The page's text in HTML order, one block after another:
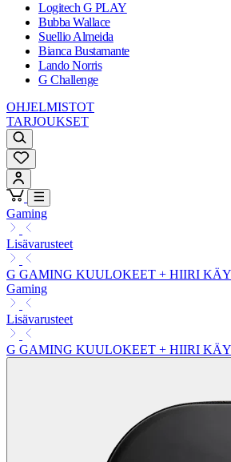
Logitech G PLAY
Bubba Wallace
Suellio Almeida
Bianca Bustamante
Lando Norris
G Challenge
OHJELMISTOT
TARJOUKSET
Gaming
Lisävarusteet
G GAMING KUULOKEET + HIIRI
Gaming
Lisävarusteet
G GAMING KUULOKEET + HIIRI